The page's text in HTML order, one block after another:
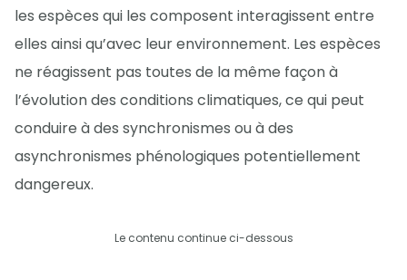
les espèces qui les composent interagissent entre
elles ainsi qu’avec leur environnement. Les espèces
ne réagissent pas toutes de la même façon à
l’évolution des conditions climatiques, ce qui peut
conduire à des synchronismes ou à des
asynchronismes phénologiques potentiellement
dangereux.
Le contenu continue ci-dessous